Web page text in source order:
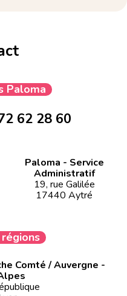
Paloma
62 28 60
Paloma - Service
Administratif
19, rue Galilée
17440 Aytré
Comté / Auvergne -